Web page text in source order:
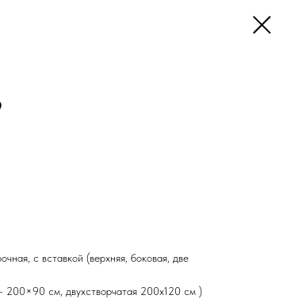
с вставкой (верхняя, боковая, две
200×90 см, двухстворчатая 200х120 см )